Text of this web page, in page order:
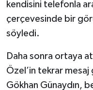
kendisini telefonla
çerçevesinde bir
söyledi.
Daha sonra ortaya
Özel’in tekrar
Gökhan Günaydın,